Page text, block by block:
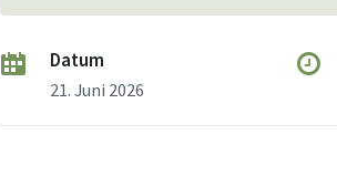
Datum
21. Juni 2026